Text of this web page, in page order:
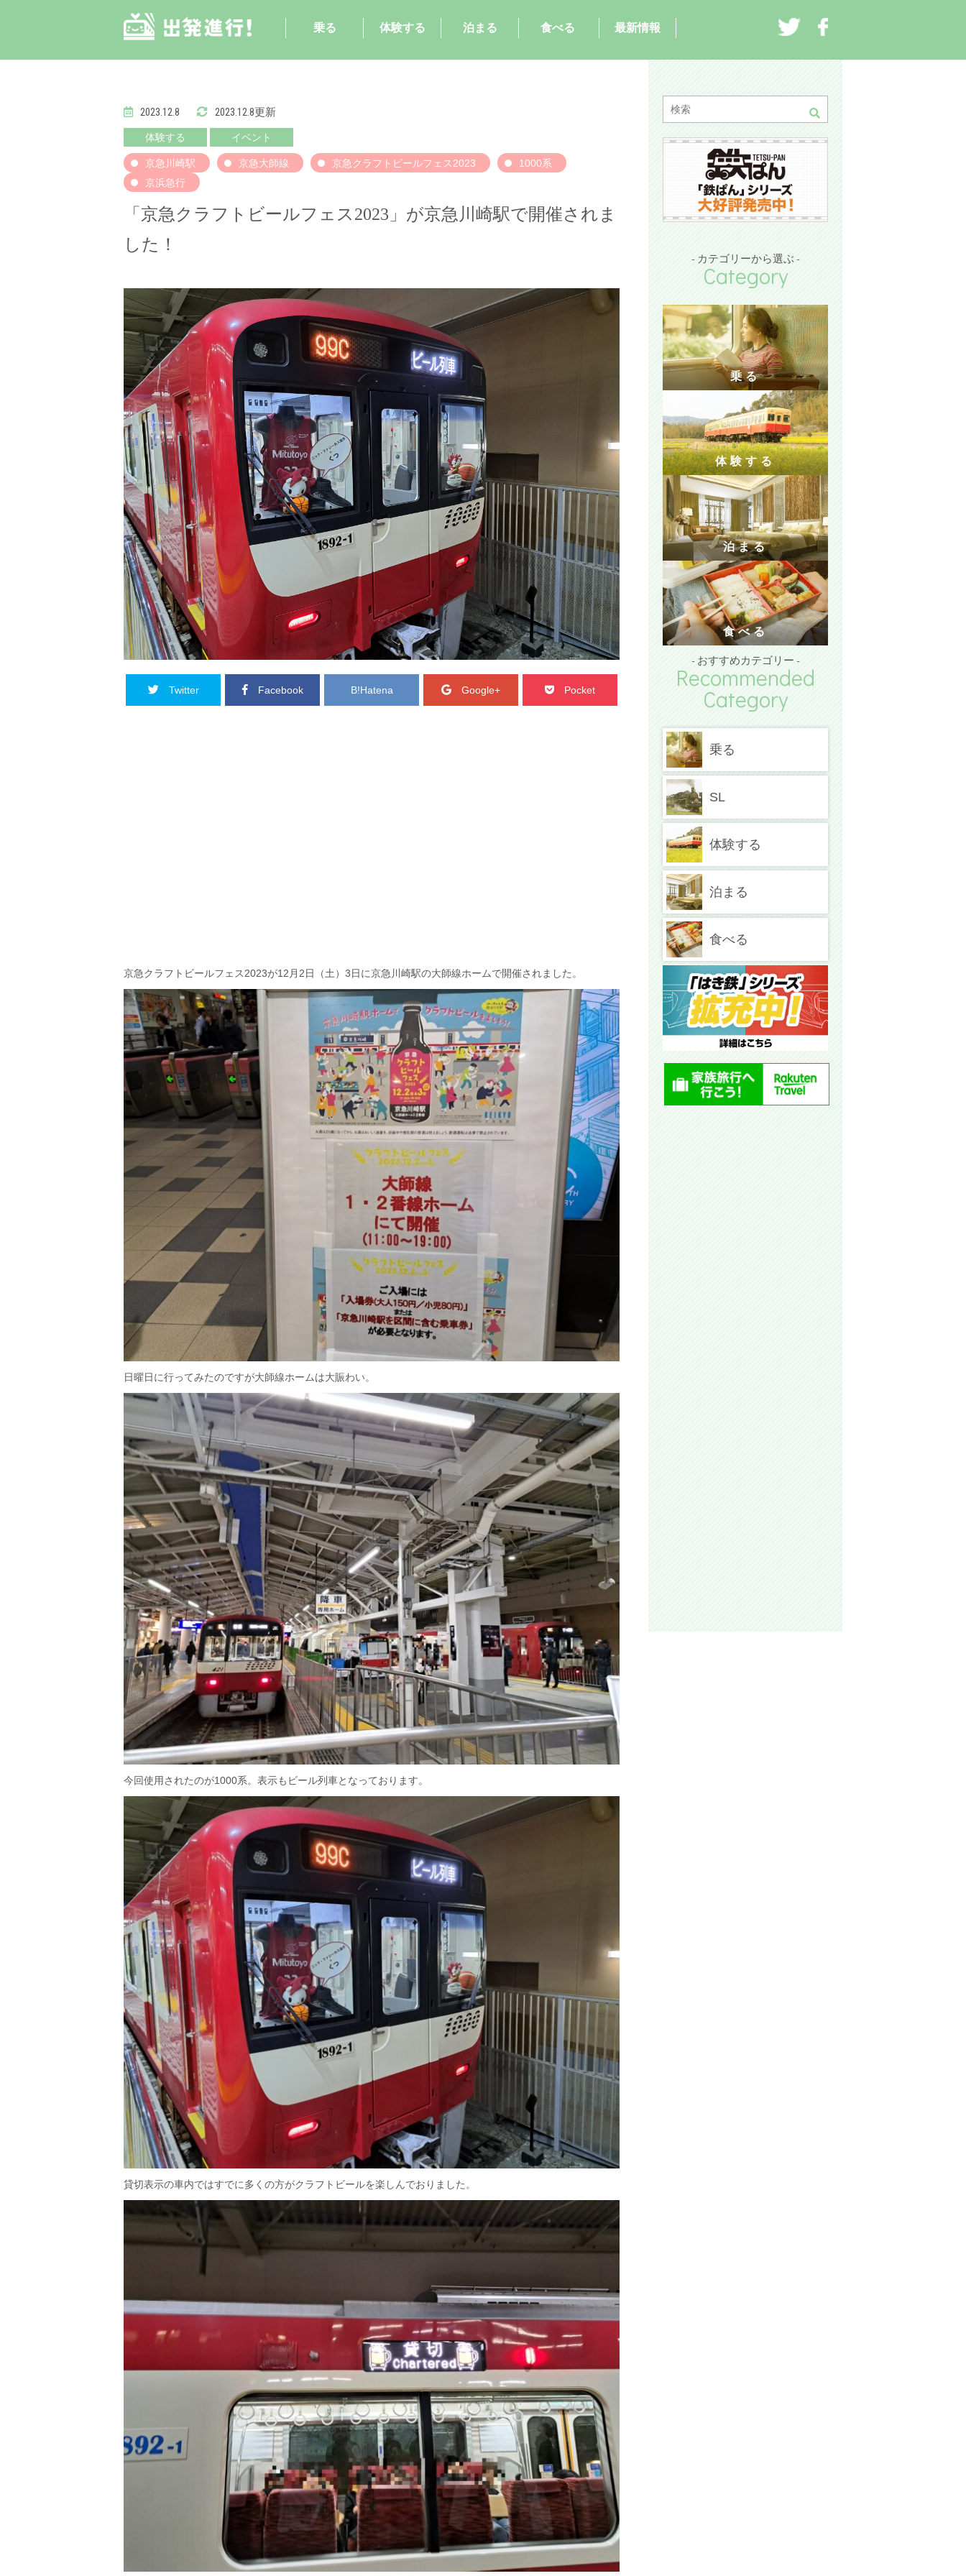
乗る 体験する 泊まる 食べる 最新情報
2023.12.8 2023.12.8更新
体験する イベント
京急川崎駅 京急大師線 京急クラフトビールフェス2023
1000系
京浜急行
「京急クラフトビールフェス2023」が京急川崎駅で開催されま
した！
Twitter Facebook B!Hatena Google+ Pocket
京急クラフトビールフェス2023が12月2日（土）3日に京急川崎駅の大師線ホームで開催されました。
日曜日に行ってみたのですが大師線ホームは大賑わい。
今回使用されたのが1000系。表示もビール列車となっております。
貸切表示の車内ではすでに多くの方がクラフトビールを楽しんでおりました。
- カテゴリーから選ぶ -
Category
乗る
体験する
泊まる
食べる
- おすすめカテゴリー -
Recommended
Category
乗る
SL
体験する
泊まる
食べる